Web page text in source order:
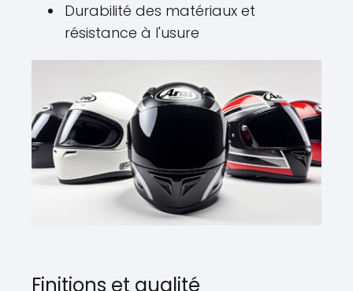
Durabilité des matériaux et
résistance à l'usure
Finitions et qualité